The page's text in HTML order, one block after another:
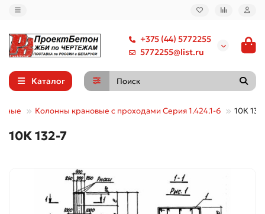
+375 (44) 5772255
5772255@list.ru
Каталог
Колонны крановые с проходами Серия 1.424.1-6 10К
10К 132-7